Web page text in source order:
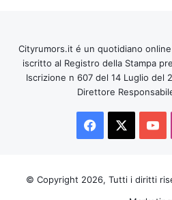
Cityrumors.it é un quotidiano
iscritto al Registro della Stampa
Iscrizione n 607 del 14 Luglio del
Direttore
Facebook
© Copyright 2026, Tutti i diritti